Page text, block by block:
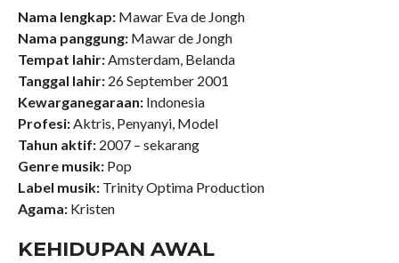
Nama lengkap:Mawar Eva de Jongh
Nama panggung:Mawar de Jongh
Tempat lahir:Amsterdam, Belanda
Tanggal lahir:26 September 2001
Kewarganegaraan:Indonesia
Profesi:Aktris, Penyanyi, Model
Tahun aktif:2007 – sekarang
Genre musik:Pop
Label musik:Trinity Optima Production
Agama:Kristen
KEHIDUPAN AWAL